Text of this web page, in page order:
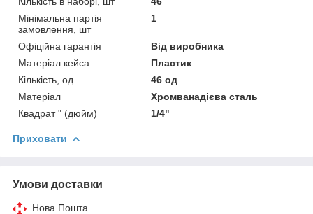
Мінімальна партія
замовлення, шт
1
Офіційна гарантія
Від виробника
Матеріал кейса
Пластик
Кількість, од
46 од
Матеріал
Хромванадієва сталь
Квадрат " (дюйм)
1/4"
Приховати
Умови доставки
Нова Пошта